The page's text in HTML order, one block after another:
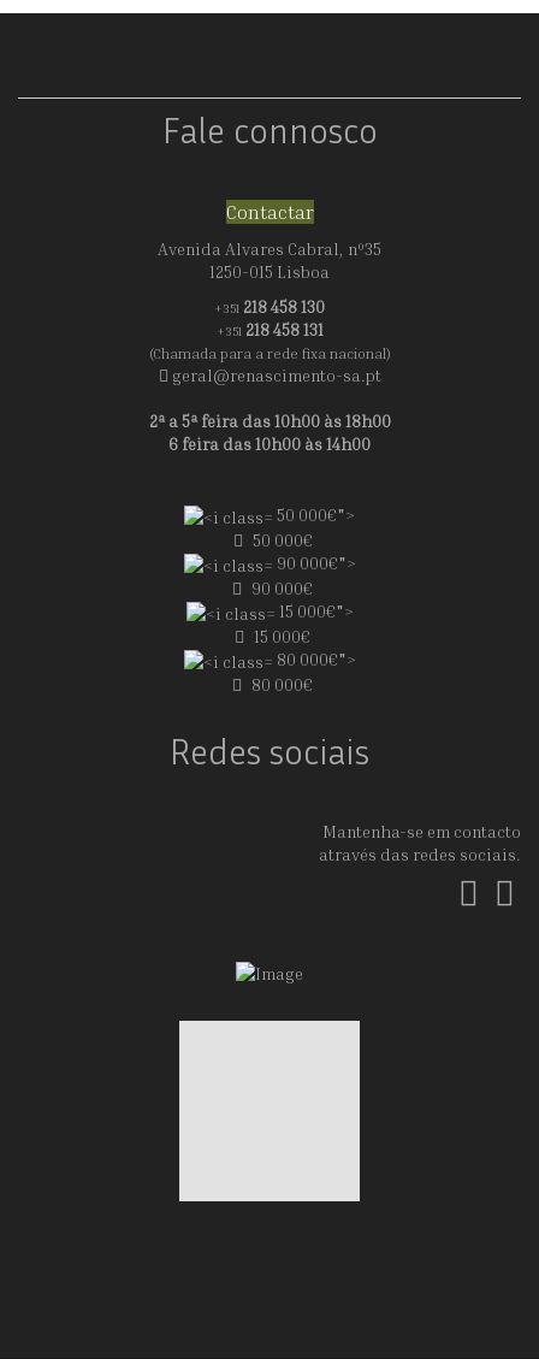
Fale connosco
Contactar
Avenida Alvares Cabral, nº35
1250-015 Lisboa
+351 218 458 130
+351 218 458 131
(Chamada para a rede fixa nacional)
geral@renascimento-sa.pt
2ª a 5ª feira das 10h00 às 18h00
6 feira das 10h00 às 14h00
50 000€">
50 000€
90 000€">
90 000€
15 000€">
15 000€
80 000€">
80 000€
Redes sociais
Mantenha-se em contacto
através das redes sociais.